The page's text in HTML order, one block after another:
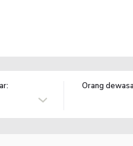
Orang dewasa